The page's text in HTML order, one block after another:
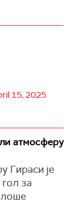
15, 2025
атмосферу
Гираси је
за
лоше